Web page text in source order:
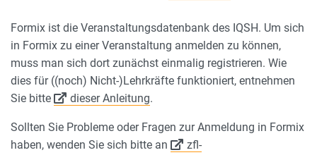
Formix ist die Veranstaltungsdatenbank des IQSH. Um sich
in Formix zu einer Veranstaltung anmelden zu können,
muss man sich dort zunächst einmalig registrieren. Wie
dies für ((noch) Nicht-)Lehrkräfte funktioniert, entnehmen
Sie bitte
dieser Anleitung.
Sollten Sie Probleme oder Fragen zur Anmeldung in Formix
haben, wenden Sie sich bitte an
zfl-